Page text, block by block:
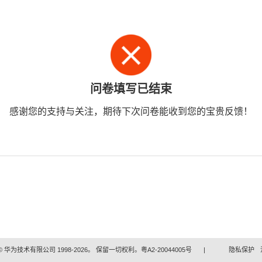
问卷填写已结束
感谢您的支持与关注，期待下次问卷能收到您的宝贵反馈！
华为技术有限公司 1998-2026。 保留一切权利。粤A2-20044005号 | 隐私保护